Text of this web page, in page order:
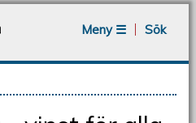
Meny ☰
Sök